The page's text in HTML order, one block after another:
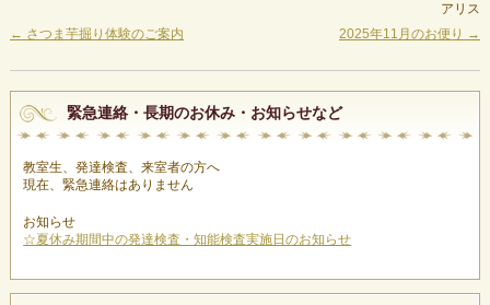
アリス
← さつま芋掘り体験のご案内 2025年11月のお便り →
緊急連絡・長期のお休み・お知らせなど
教室生、発達検査、来室者の方へ
現在、緊急連絡はありません
お知らせ
☆夏休み期間中の発達検査・知能検査実施日のお知らせ